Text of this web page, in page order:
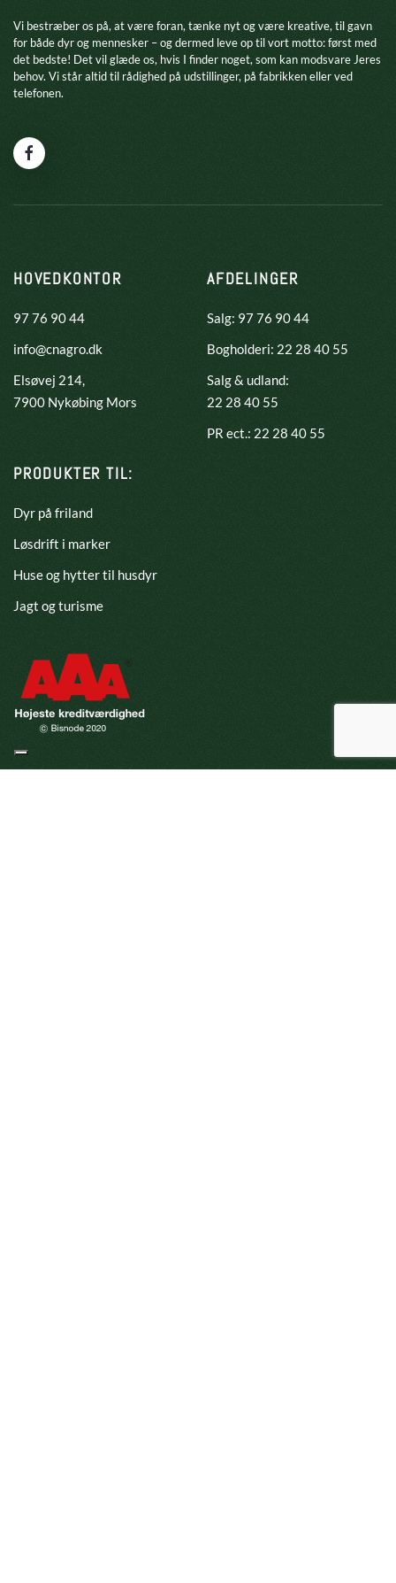
​Vi bestræber os på, at være foran, tænke nyt og være kreative, til gavn
for både dyr og mennesker – og dermed leve op til vort motto: først med
det bedste! Det vil glæde os, hvis I finder noget, som kan modsvare Jeres
behov. Vi står altid til rådighed på udstillinger, på fabrikken eller ved
telefonen.
HOVEDKONTOR
97 76 90 44
info@cnagro.dk
Elsøvej 214,
​7900 Nykøbing Mors
AFDELINGER
Salg: 97 76 90 44
Bogholderi: 22 28 40 55
Salg & udland:
22 28 40 55
PR ect.: 22 28 40 55
PRODUKTER TIL:
Dyr på friland
Løsdrift i marker
Huse og hytter til husdyr
Jagt og turisme